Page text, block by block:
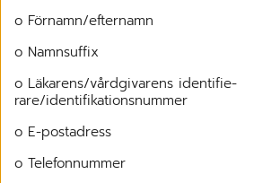
o Förnamn/efternamn
o Namnsuffix
o Läkarens/vårdgivarens identifie-
rare/identifikationsnummer
o E-postadress
o Telefonnummer